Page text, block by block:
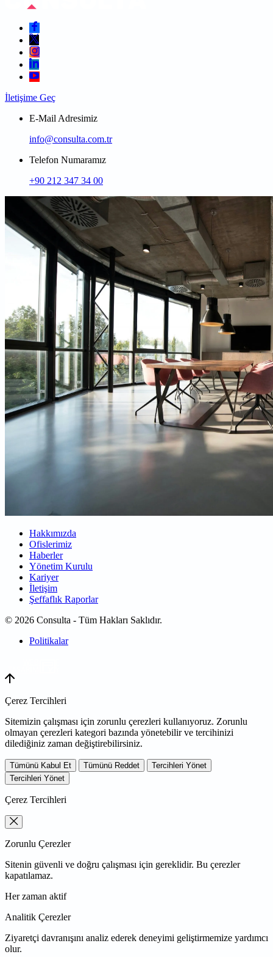
İletişime Geç
E-Mail Adresimiz
info@consulta.com.tr
Telefon Numaramız
+90 212 347 34 00
Hakkımızda
Ofislerimiz
Haberler
Yönetim Kurulu
Kariyer
İletişim
Şeffaflık Raporlar
© 2026 Consulta - Tüm Hakları Saklıdır.
Politikalar
Çerez Tercihleri
Sitemizin çalışması için zorunlu çerezleri kullanıyoruz. Zorunlu
olmayan çerezleri kategori bazında yönetebilir ve tercihinizi
dilediğiniz zaman değiştirebilirsiniz.
Tümünü Kabul Et Tümünü Reddet
Tercihleri Yönet
Tercihleri Yönet
Çerez Tercihleri
Zorunlu Çerezler
Sitenin güvenli ve doğru çalışması için gereklidir. Bu çerezler
kapatılamaz.
Her zaman aktif
Analitik Çerezler
Ziyaretçi davranışını analiz ederek deneyimi geliştirmemize yardımcı
olur.